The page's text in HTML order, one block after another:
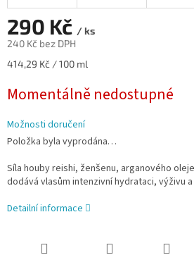
290 Kč / ks
240 Kč bez DPH
Měrná
414,29 Kč / 100 ml
Momentálně nedostupné
Možnosti doručení
Položka byla vyprodána…
Síla houby reishi, ženšenu, arganového
dodává vlasům intenzivní hydrataci, výživu
Detailní informace